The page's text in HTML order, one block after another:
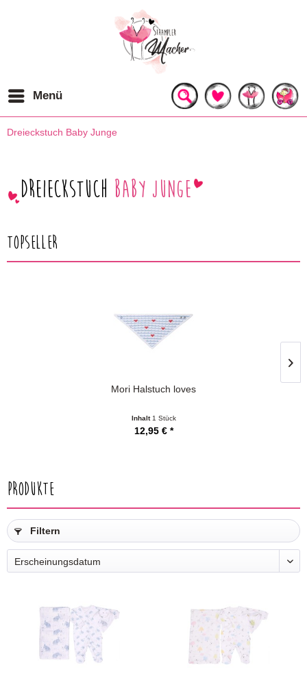
Menü
Dreieckstuch Baby Junge
Dreieckstuch Baby Junge
Topseller
Mori Halstuch loves
Inhalt 1 Stück
12,95 € *
Produkte
Filtern